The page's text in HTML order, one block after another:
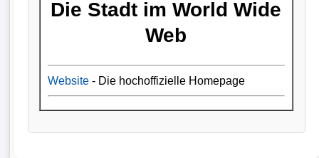
Die Stadt im World Wide
Web
Website- Die hochoffizielle Homepage